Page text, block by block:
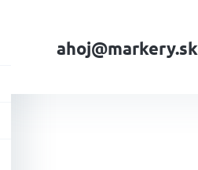
ahoj@markery.sk